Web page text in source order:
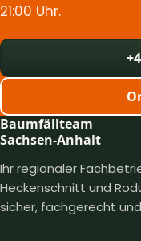
21:00 Uhr.
Baumfällteam
Sachsen-Anhalt
Ihr regionaler
Heckenschnitt und
sicher, fachgerecht